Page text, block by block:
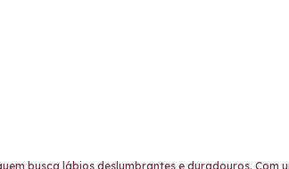
busca lábios deslumbrantes e duradouros.